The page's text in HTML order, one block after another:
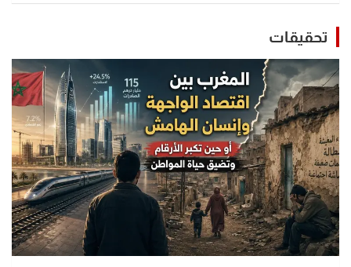
تحقيقات